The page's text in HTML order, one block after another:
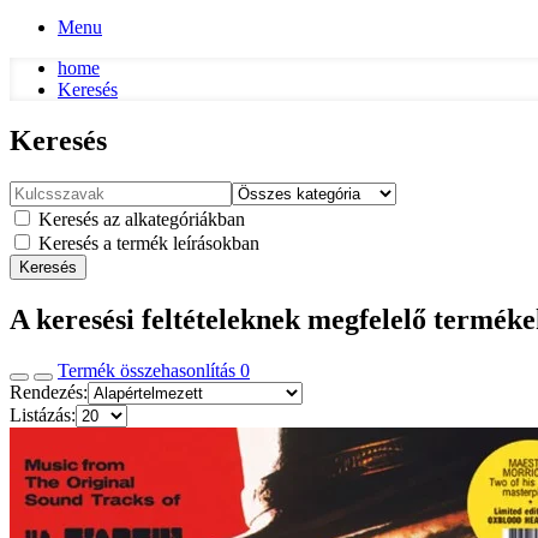
Menu
home
Keresés
Keresés
Keresés az alkategóriákban
Keresés a termék leírásokban
Keresés
A keresési feltételeknek megfelelő
Termék összehasonlítás 0
Rendezés:
Listázás: